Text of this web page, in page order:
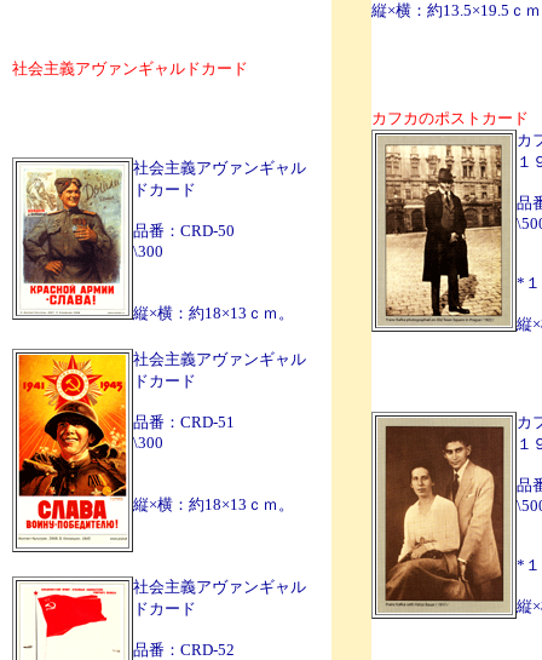
社会主義アヴァンギャルドカード
社会主義アヴァンギャル
ドカード
品番：CRD-50
\300
縦×横：約18×13ｃｍ。
社会主義アヴァンギャル
ドカード
品番：CRD-51
\300
縦×横：約18×13ｃｍ。
社会主義アヴァンギャル
ドカード
品番：CRD-52
縦×横：約13.5×19.5ｃ
カフカのポストカード
カ
１
品
*１
縦
カ
１
品
*１
縦